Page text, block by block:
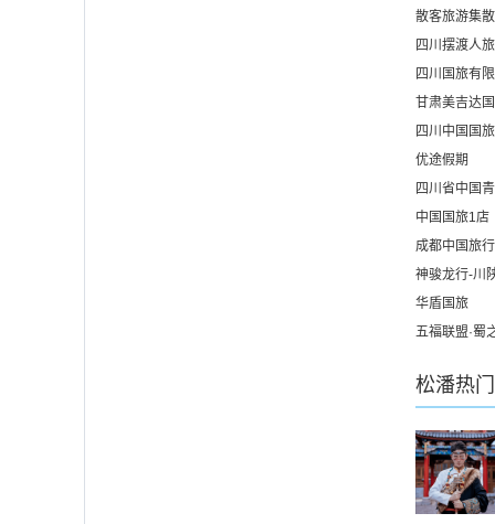
散客旅游集
四川摆渡人
四川国旅有
甘肃美吉达
四川中国国
优途假期
四川省中国
中国国旅1店
成都中国旅
神骏龙行-川
华盾国旅
五福联盟·蜀
松潘热